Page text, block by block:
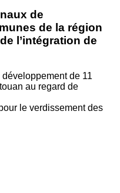
de
de la région
l’intégration de
de 11
au regard de
le verdissement des